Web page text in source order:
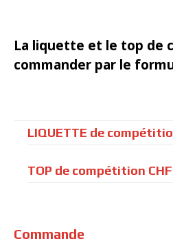
La liquette et le top de
commander par le
LIQUETTE de
TOP de compétition
Commande